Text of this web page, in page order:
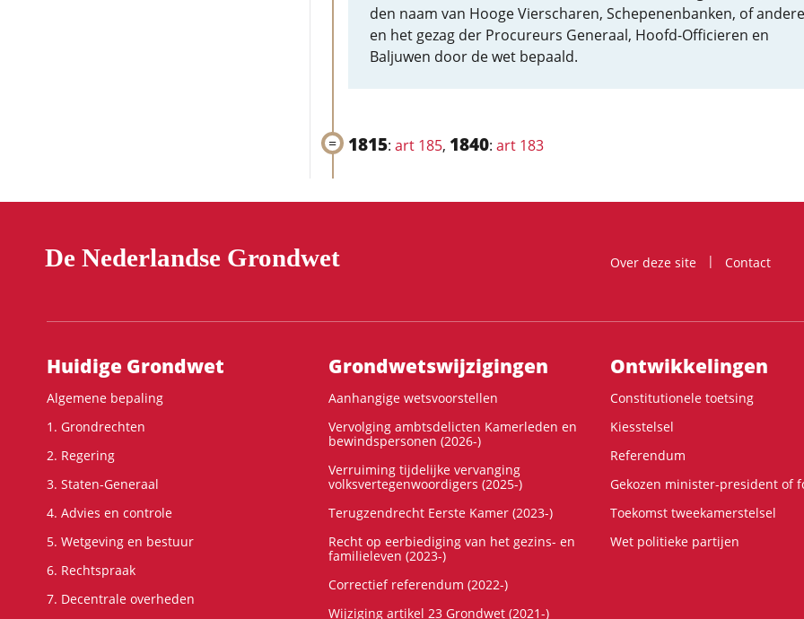
den naam van Hooge Vierscharen, Schepenenbanken, of
en het gezag der Procureurs Generaal, Hoofd-Officieren en
Baljuwen door de wet bepaald.
1815: art 185, 1840: art 183
De Nederlandse Grondwet Over deze site
Contact
Hoofdnavigatie
Huidige Grondwet
Algemene bepaling
1. Grondrechten
2. Regering
3. Staten-Generaal
4. Advies en controle
5. Wetgeving en bestuur
6. Rechtspraak
7. Decentrale overheden
Grondwets­wijzigingen
Aanhangige wetsvoorstellen
Vervolging ambtsdelicten Kamerleden en
bewindspersonen (2026-)
Verruiming tijdelijke vervanging
volksvertegenwoordigers (2025-)
Terugzendrecht Eerste Kamer (2023-)
Recht op eerbiediging van het gezins- en
familieleven (2023-)
Correctief referendum (2022-)
Wijziging artikel 23 Grondwet (2021-)
Ontwikke­lingen
Constitutionele toetsing
Kiesstelsel
Referendum
Gekozen minister-president of
Toekomst tweekamerstelsel
Wet politieke partijen